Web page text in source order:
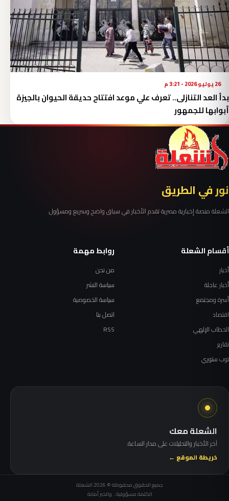
26 يوليو 2026 - 3:21 م
بدأ العد التنازلى.. تعرف علي موعد افتتاح حديقة الحيوان بالجيزة
أبوابها للجمهور
نور في الطريق
الشعلة منصة إخبارية مصرية تقدم الأخبار في سياق واضح وسريع ومسؤول.
أقسام الشعلة
أخبار
أخبار عاجلة
أسرة ومجتمع
اقتصاد
الخطاب الإلهي
تقارير
توب ستوري
روابط مهمة
من نحن
سياسة النشر
سياسة الخصوصية
اتصل بنا
RSS
الشعلة معك
آخر الأخبار والتحليلات على مدار الساعة.
خريطة الموقع ←
جميع الحقوق محفوظة © 2026 الشعلة
الكلمة مسؤولية.. والخبر أمانة